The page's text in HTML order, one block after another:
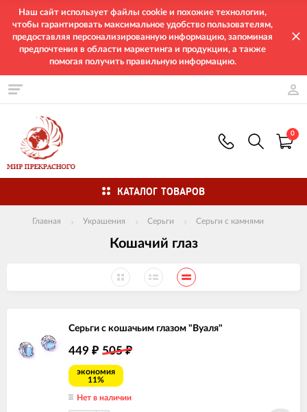
Наш сайт использует файлы cookie и похожие технологии,
чтобы гарантировать максимальное удобство пользователям,
предоставляя персонализированную информацию, запоминая
предпочтения в области маркетинга и продукции, а также
помогая получить правильную информацию.
0
КАТАЛОГ ТОВАРОВ
Главная Украшения Серьги Серьги с камнями
Кошачий глаз
Серьги с кошачьим глазом "Вуаля"
449 ₽ 505₽
экономия
11%
Нет в наличии